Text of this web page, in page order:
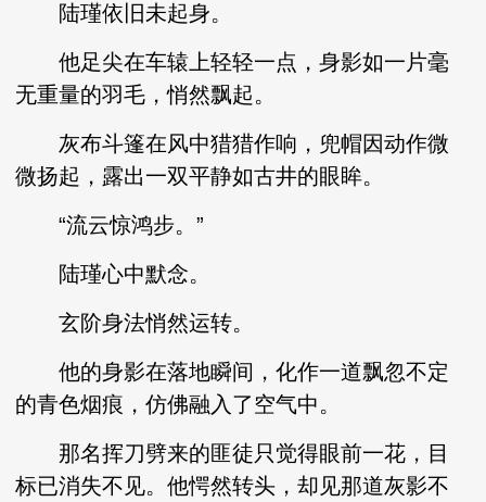
陆瑾依旧未起身。
他足尖在车辕上轻轻一点，身影如一片毫
无重量的羽毛，悄然飘起。
灰布斗篷在风中猎猎作响，兜帽因动作微
微扬起，露出一双平静如古井的眼眸。
“流云惊鸿步。”
陆瑾心中默念。
玄阶身法悄然运转。
他的身影在落地瞬间，化作一道飘忽不定
的青色烟痕，仿佛融入了空气中。
那名挥刀劈来的匪徒只觉得眼前一花，目
标已消失不见。他愕然转头，却见那道灰影不